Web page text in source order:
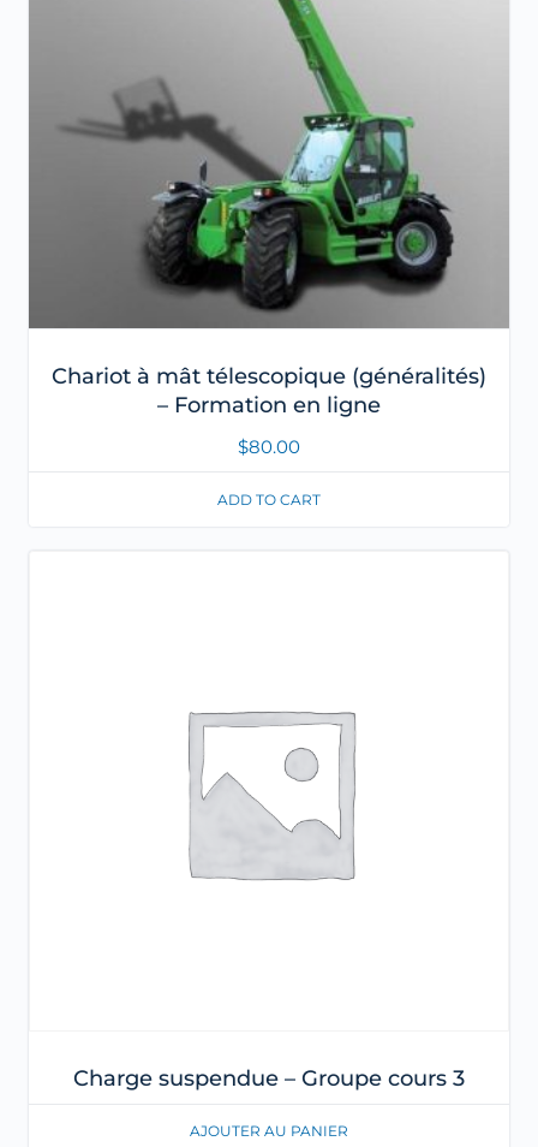
Chariot à mât télescopique (généralités)
– Formation en ligne
$80.00
ADD TO CART
Charge suspendue – Groupe cours 3
AJOUTER AU PANIER